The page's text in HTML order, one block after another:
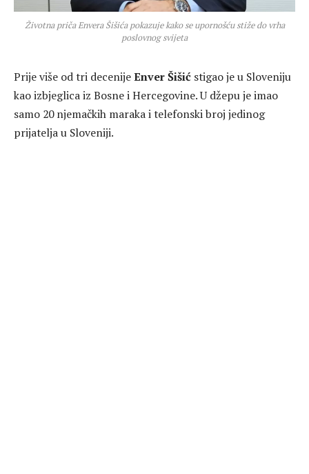
Životna priča Envera Šišića pokazuje kako se upornošću stiže do vrha
poslovnog svijeta
Prije više od tri decenijeEnver Šišić stigao je u Sloveniju
kao izbjeglica iz Bosne i Hercegovine. U džepu je imao
samo 20 njemačkih maraka i telefonski broj jedinog
prijatelja u Sloveniji.